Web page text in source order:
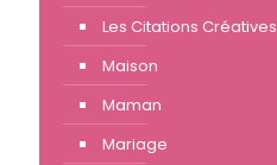
Les Citations Créatives
Maison
Maman
Mariage